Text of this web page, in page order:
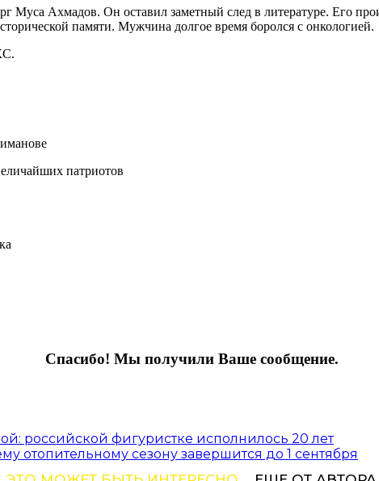
Муса Ахмадов. Он оставил заметный след в литературе. Его
памяти. Мужчина долгое время боролся с онкологией.
патриотов
Спасибо! Мы получили Ваше сообщение.
российской фигуристке исполнилось 20 лет
отопительному сезону завершится до 1 сентября